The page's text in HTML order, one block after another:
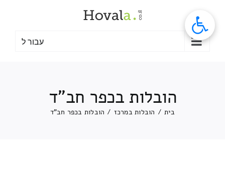
עבור ל
הובלות בכפר חב"ד
בית / הובלות במרכז / הובלות בכפר חב"ד